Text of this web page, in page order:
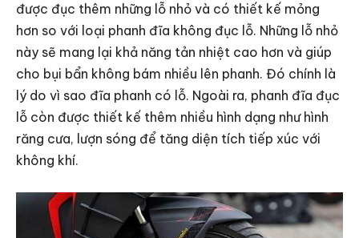
được đục thêm những lỗ nhỏ và có thiết kế mỏng
hơn so với loại phanh đĩa không đục lỗ. Những lỗ nhỏ
này sẽ mang lại khả năng tản nhiệt cao hơn và giúp
cho bụi bẩn không bám nhiều lên phanh. Đó chính là
lý do vì sao đĩa phanh có lỗ. Ngoài ra, phanh đĩa đục
lỗ còn được thiết kế thêm nhiều hình dạng như hình
răng cưa, lượn sóng để tăng diện tích tiếp xúc với
không khí.